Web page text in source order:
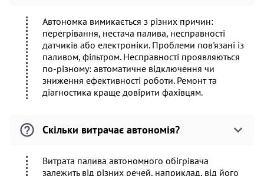
Автономка вимикається з різних причин:
перегрівання, нестача палива, несправності
датчиків або електроніки. Проблеми пов'язані із
паливом, фільтром. Несправності проявляються
по-різному: автоматичне відключення чи
зниження ефективності роботи. Ремонт та
діагностика краще довірити фахівцям.
Скільки витрачає автономія?
Витрата палива автономного обігрівача
залежить від різних речей, наприклад, від його